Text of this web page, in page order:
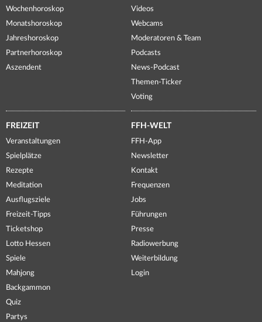
Wochenhoroskop
Monatshoroskop
Jahreshoroskop
Partnerhoroskop
Aszendent
Videos
Webcams
Moderatoren & Team
Podcasts
News-Podcast
Themen-Ticker
Voting
FREIZEIT
Veranstaltungen
Spielplätze
Rezepte
Meditation
Ausflugsziele
Freizeit-Tipps
Ticketshop
Lotto Hessen
Spiele
Mahjong
Backgammon
Quiz
Partys
FFH-WELT
FFH-App
Newsletter
Kontakt
Frequenzen
Jobs
Führungen
Presse
Radiowerbung
Weiterbildung
Login